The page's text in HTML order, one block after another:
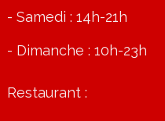
- Samedi : 14h-21h
- Dimanche : 10h-23h
Restaurant :